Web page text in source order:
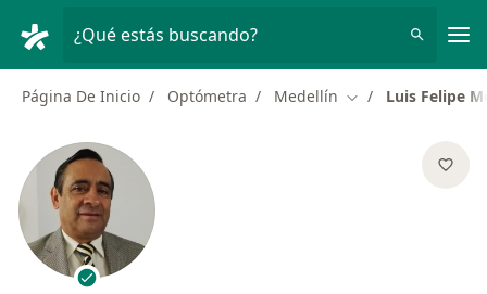
¿Qué estás buscando?
Página De Inicio Optómetra Medellín Cambiar de ciudad
Luis Felipe